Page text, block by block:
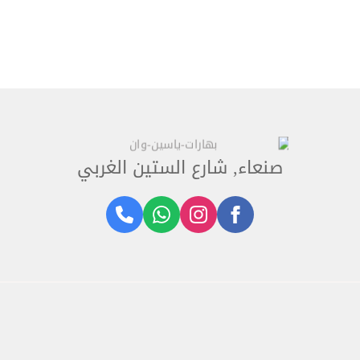
صنعاء, شارع الستين الغربي